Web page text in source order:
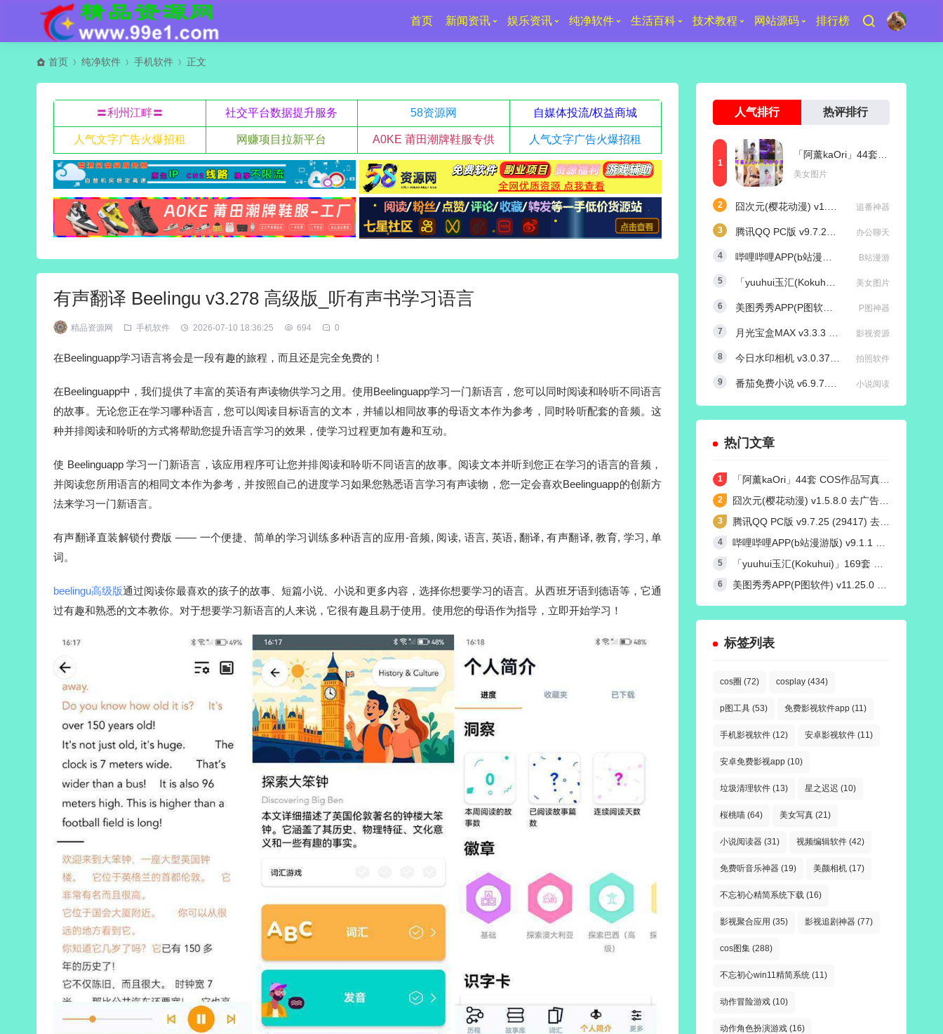
首页 新闻资讯 娱乐资讯 纯净软件 生活百科 技术教程 网站源码 排行榜
首页 纯净软件 手机软件 正文
〓利州江畔〓 社交平台数据提升服务 58资源网 自媒体投流/权益商城
人气文字广告火爆招租 网赚项目拉新平台 A0KE 莆田潮牌鞋服专供 人气文字广告火爆招租
有声翻译 Beelingu v3.278 高级版_听有声书学习语言
精品资源网 手机软件 2026-07-10 18:36:25 694 0
在Beelinguapp学习语言将会是一段有趣的旅程，而且还是完全免费的！
在Beelinguapp中，我们提供了丰富的英语有声读物供学习之用。使用Beelinguapp学习一门新语言，您可以同时阅读和聆听不同语言
的故事。无论您正在学习哪种语言，您可以阅读目标语言的文本，并辅以相同故事的母语文本作为参考，同时聆听配套的音频。这
种并排阅读和聆听的方式将帮助您提升语言学习的效果，使学习过程更加有趣和互动。
使 Beelinguapp 学习一门新语言，该应用程序可让您并排阅读和聆听不同语言的故事。阅读文本并听到您正在学习的语言的音频，
并阅读您所用语言的相同文本作为参考，并按照自己的进度学习如果您熟悉语言学习有声读物，您一定会喜欢Beelinguapp的创新方
法来学习一门新语言。
有声翻译直装解锁付费版 —— 一个便捷、简单的学习训练多种语言的应用-音频, 阅读, 语言, 英语, 翻译, 有声翻译, 教育, 学习, 单
词。
beelingu高级版通过阅读你最喜欢的孩子的故事、短篇小说、小说和更多内容，选择你想要学习的语言。从西班牙语到德语等，它通
过有趣和熟悉的文本教你。对于想要学习新语言的人来说，它很有趣且易于使用。使用您的母语作为指导，立即开始学习！
人气排行 热评排行
美女图片
追番神器
办公聊天
B站漫游
美女图片
P图神器
影视资源
拍照软件
小说阅读
热门文章
「阿薰kaOri」44套 COS作品写真合集[持续更新]，一个独特的Coser魅力
囧次元(樱花动漫) v1.5.8.0 去广告纯净版
腾讯QQ PC版 v9.7.25 (29417) 去广告防撤回绿色精简版
哔哩哔哩APP(b站漫游版) v9.1.1 哔哩漫游去广告解除版权受限
「yuuhui玉汇(Kokuhui)」169套 COS作品写真合集[持续更新],燃尽魅力的Coser之旅
美图秀秀APP(P图软件) v11.25.0 去广告永久VIP解锁版
标签列表
cos圈 (72) cosplay (434)
p图工具 (53) 免费影视软件app (11)
手机影视软件 (12) 安卓影视软件 (11)
安卓免费影视app (10)
垃圾清理软件 (13) 星之迟迟 (10)
桜桃喵 (64) 美女写真 (21)
小说阅读器 (31) 视频编辑软件 (42)
免费听音乐神器 (19) 美颜相机 (17)
不忘初心精简系统下载 (16)
影视聚合应用 (35) 影视追剧神器 (77)
cos图集 (288)
不忘初心win11精简系统 (11)
动作冒险游戏 (10)
动作角色扮演游戏 (16)